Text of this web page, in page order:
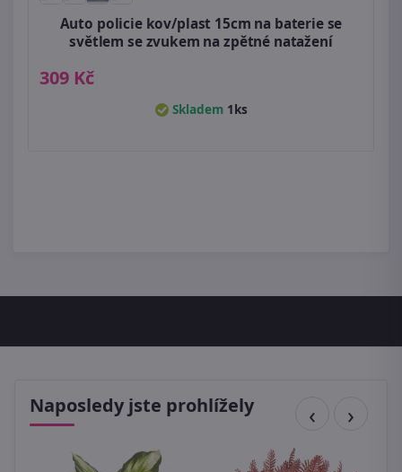
Auto policie kov/plast 15cm na baterie se
světlem se zvukem na zpětné natažení
309 Kč
Skladem 1ks
Naposledy jste prohlížely